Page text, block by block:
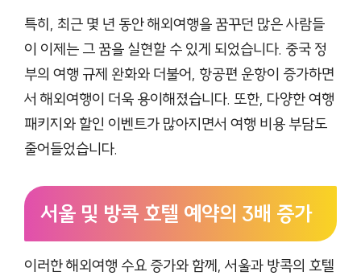
특히, 최근 몇 년 동안 해외여행을 꿈꾸던 많은 사람들
이 이제는 그 꿈을 실현할 수 있게 되었습니다. 중국 정
부의 여행 규제 완화와 더불어, 항공편 운항이 증가하면
서 해외여행이 더욱 용이해졌습니다. 또한, 다양한 여행
패키지와 할인 이벤트가 많아지면서 여행 비용 부담도
줄어들었습니다.
서울 및 방콕 호텔 예약의 3배 증가
이러한 해외여행 수요 증가와 함께, 서울과 방콕의 호텔